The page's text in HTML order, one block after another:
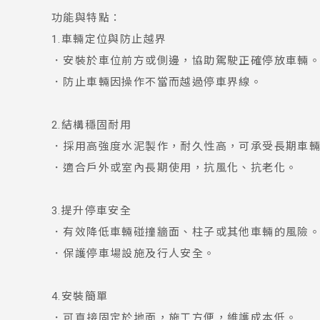
功能與特點：
1.車輛定位與防止越界
．安裝於車位前方或側邊，協助駕駛正確停放車輛。
．防止車輛因操作不當而越過停車界線。
2.結構穩固耐用
．採用高強度水泥製作，耐久性高，可承受長期車
．適合戶外或室內長期使用，抗風化、抗老化。
3.提升停車安全
．有效降低車輛碰撞牆面、柱子或其他車輛的風險。
．保護停車場設施及行人安全。
4.安裝簡單